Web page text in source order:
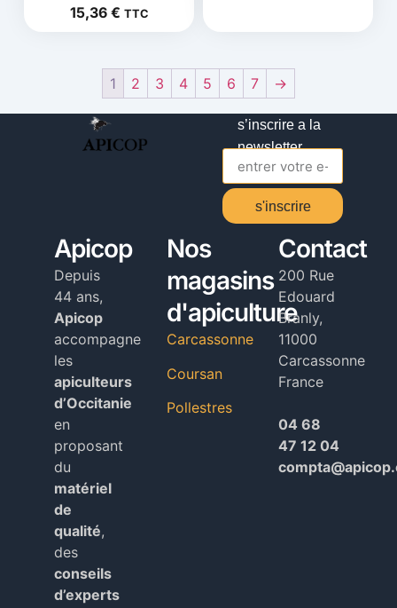
15,36 € TTC
1 2 3 4 5 6 7 →
s’inscrire a la
newsletter
s'inscrire
Alternative:
Apicop
Depuis
44 ans,
Apicop
accompagne
les
apiculteurs
d’Occitanie
en
proposant
du
matériel
de
qualité,
des
conseils
d’experts
Nos
magasins
d'apiculture
Carcassonne
Coursan
Pollestres
Contact
200 Rue
Edouard
Branly,
11000
Carcassonne
France
04 68
47 12 04